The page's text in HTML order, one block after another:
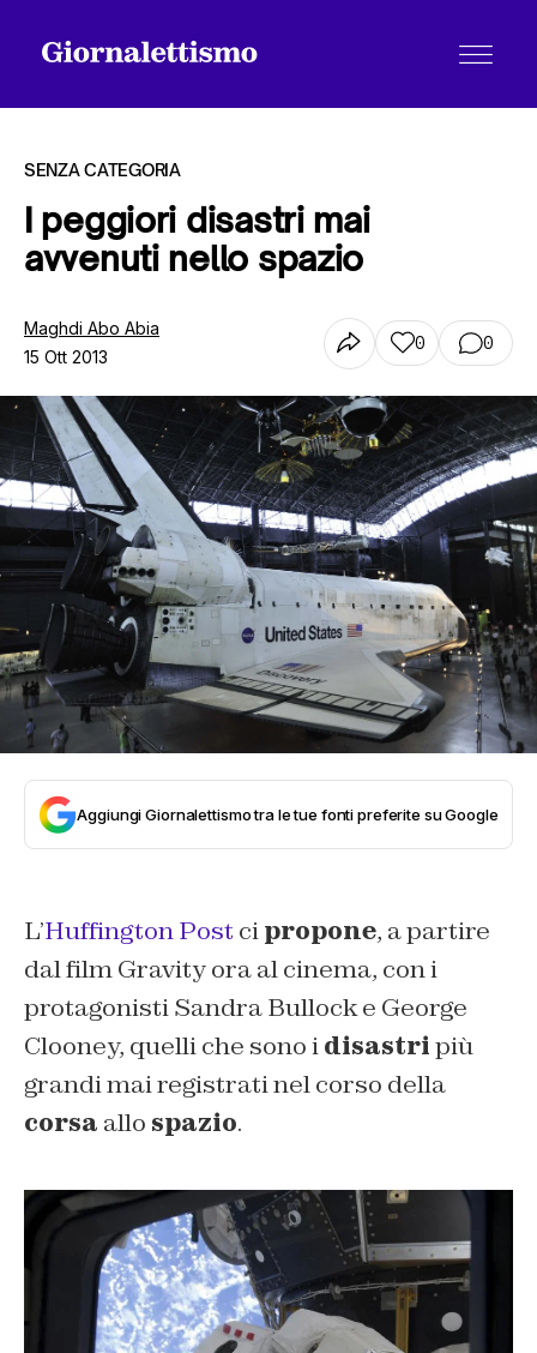
Tutti gli articoli
Chi siamo
Contatti
SENZA CATEGORIA
I peggiori disastri mai
avvenuti nello spazio
Maghdi Abo Abia
15 Ott 2013
0 0
Aggiungi Giornalettismo tra le tue fonti preferite su Google
L’Huffington Post cipropone, a partire
dal film Gravity ora al cinema, con i
protagonisti Sandra Bullock e George
Clooney, quelli che sono idisastripiù
grandi mai registrati nel corso della
corsa allo spazio.